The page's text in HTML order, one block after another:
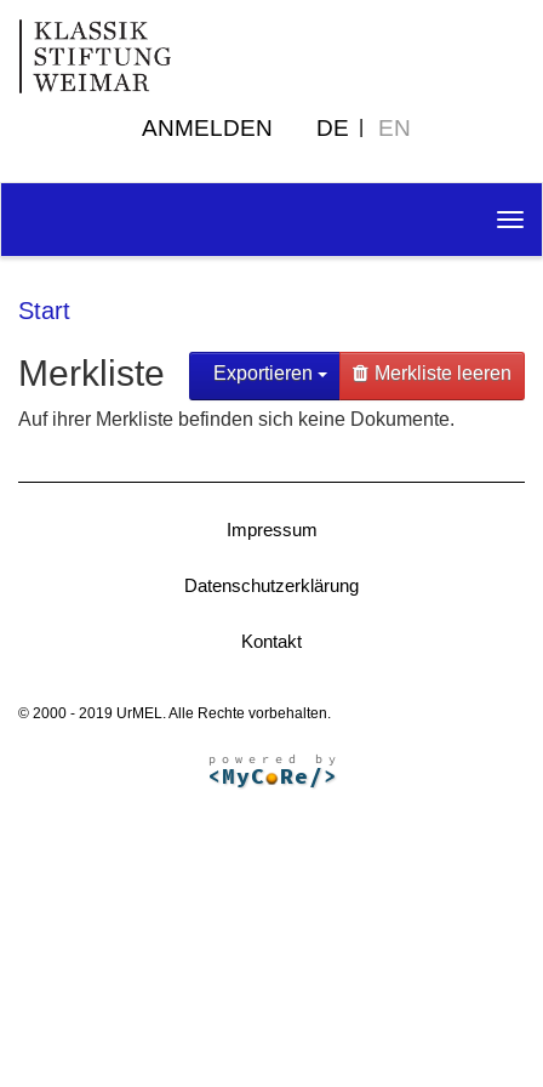
ANMELDEN DE EN
Start
Exportieren Merkliste leeren
Merkliste
Auf ihrer Merkliste befinden sich keine Dokumente.
Impressum
Datenschutzerklärung
Kontakt
© 2000 - 2019 UrMEL. Alle Rechte vorbehalten.